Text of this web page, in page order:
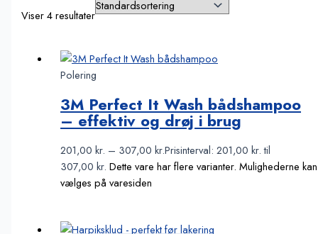
Viser 4 resultater
Polering
3M Perfect It Wash bådshampoo
– effektiv og drøj i brug
201,00kr. – 307,00kr.Prisinterval: 201,00 kr. til
307,00 kr. Dette vare har flere varianter. Mulighederne kan
vælges på varesiden